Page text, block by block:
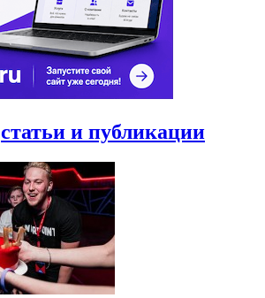
статьи и публикации